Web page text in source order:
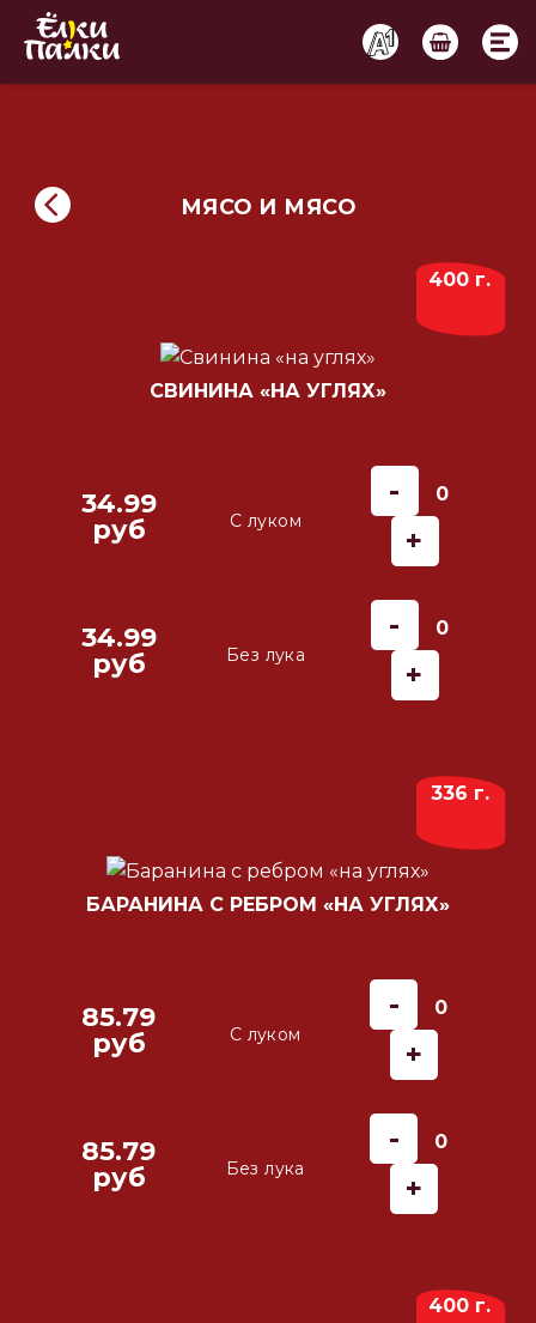
МЯСО И МЯСО
400 г.
СВИНИНА «НА УГЛЯХ»
34.99
руб
С луком
- 0
+
34.99
руб
Без лука
- 0
+
336 г.
БАРАНИНА С РЕБРОМ «НА УГЛЯХ»
85.79
руб
С луком
- 0
+
85.79
руб
Без лука
- 0
+
400 г.